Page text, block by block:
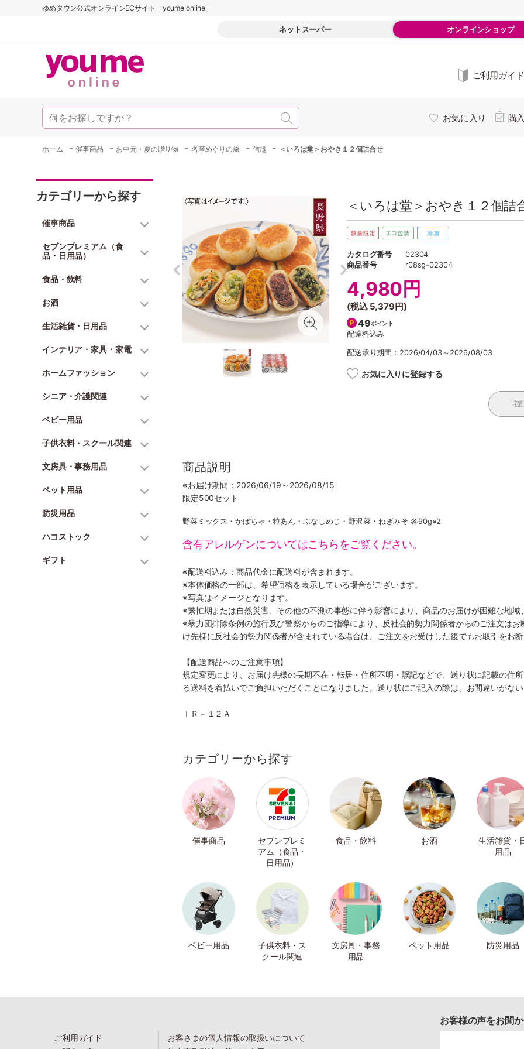
ゆめタウン公式オンラインECサイト「youme online」
ネットスーパー オンラインショップ
ご利用ガイド
お気に入り 購
ホーム -催事商品 - お中元・夏の贈り物 - 名産めぐりの旅 - 信越 - ＜いろは堂＞おやき１２個詰合せ
カテゴリーから探す
催事商品
セブンプレミアム（食
品・日用品）
食品・飲料
お酒
生活雑貨・日用品
インテリア・家具・家電
ホームファッション
シニア・介護関連
ベビー用品
子供衣料・スクール関連
文房具・事務用品
ペット用品
防災用品
ハコストック
ギフト
＜いろは堂＞おやき１２個詰
カタログ番号
02304
商品番号
r08sg-02304
4,980円
(税込 5,379円)
49ポイント
配達料込み
配送承り期間：2026/04/03～2026/08/03
お気に入りに登録する
宅
商品説明
※お届け期間：2026/06/19～2026/08/15
限定500セット
野菜ミックス・かぼちゃ・粒あん・ぶなしめじ・野沢菜・ねぎみそ 各90g×2
含有アレルゲンについてはこちらをご覧ください。
※配送料込み：商品代金に配送料が含まれます。
※本体価格の一部は、希望価格を表示している場合がございます。
※写真はイメージとなります。
※繁忙期または自然災害、その他の不測の事態に伴う影響により、商品のお届けが困難な地域
※暴力団排除条例の施行及び警察からのご指導により、反社会的勢力関係者からのご注文は
け先様に反社会的勢力関係者が含まれている場合は、ご注文をお受けした後でもお取引をお
【配送商品へのご注意事項】
規定変更により、お届け先様の長期不在・転居・住所不明・誤記などで、送り状に記載の住
る送料を着払いでご負担いただくことになりました。送り状にご記入の際は、お間違いがな
ＩＲ－１２Ａ
カテゴリーから探す
催事商品
セブンプレミ
アム（食品・
日用品）
食品・飲料 お酒
生活雑貨・
用品
ベビー用品
子供衣料・ス
クール関連
文房具・事務
用品
ペット用品 防災用品
ご利用ガイド
お客さまの個人情報の取扱いについて
お客様の声をお聞